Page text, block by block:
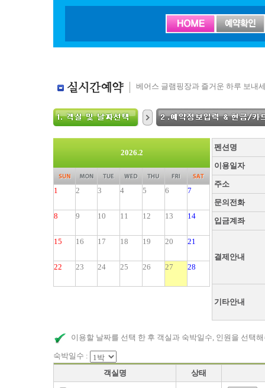
베어스 글램핑장과 즐거운 하루 보내
2026.2
1 2 3 4 5 6 7
8 9 10 11 12 13 14
15 16 17 18 19 20 21
22 23 24 25 26 27 28
펜션명
이용일자
주소
문의전화
입금계좌
결제안내
기타안내
이용할 날짜를 선택 한 후 객실과 숙박일수, 인원을 선택
숙박일수 :
객실명
상태